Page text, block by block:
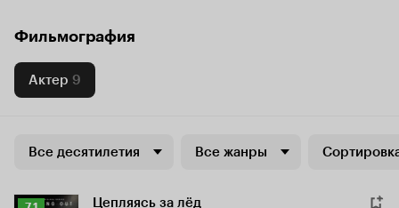
Фильмография
Актер 9
Все десятилетия Все жанры
Цепляясь за лёд